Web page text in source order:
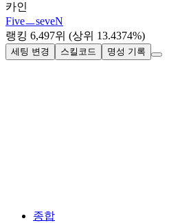
카인
FiveㅡseveN
랭킹 6,497위 (상위 13.4374%)
세팅 변경 스킬코드 명성 기록
종합